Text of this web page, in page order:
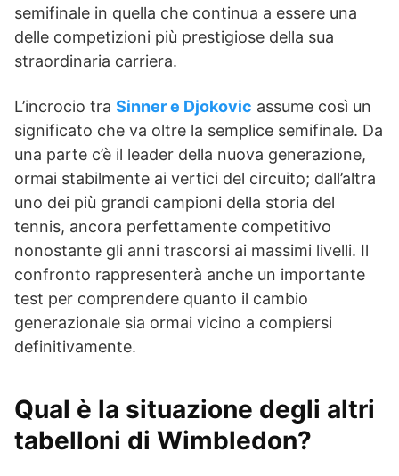
semifinale in quella che continua a essere una
delle competizioni più prestigiose della sua
straordinaria carriera.
L’incrocio tra Sinner e Djokovic assume così un
significato che va oltre la semplice semifinale. Da
una parte c’è il leader della nuova generazione,
ormai stabilmente ai vertici del circuito; dall’altra
uno dei più grandi campioni della storia del
tennis, ancora perfettamente competitivo
nonostante gli anni trascorsi ai massimi livelli. Il
confronto rappresenterà anche un importante
test per comprendere quanto il cambio
generazionale sia ormai vicino a compiersi
definitivamente.
Qual è la situazione degli altri
tabelloni di Wimbledon?